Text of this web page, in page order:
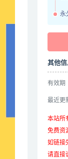
永
其他
有效期
最近更
本站所
免费资
如链接
请直接